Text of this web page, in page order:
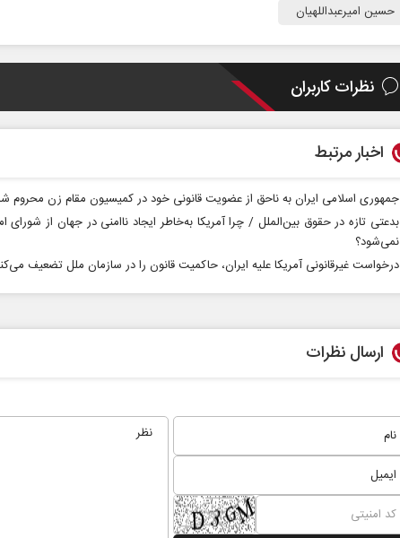
حسین امیرعبداللهیان
نظرات کاربران
اخبار مرتبط
جمهوری اسلامی ایران به ناحق از عضویت قانونی خود در کمیسیون مقام زن محروم
بدعتی تازه در حقوق بین‌الملل / چرا آمریکا به‌خاطر ایجاد ناامنی در جهان از شورای
نمی‌شود؟
درخواست غیرقانونی آمریکا علیه ایران، حاکمیت قانون را در سازمان ملل تضعیف
ارسال نظرات